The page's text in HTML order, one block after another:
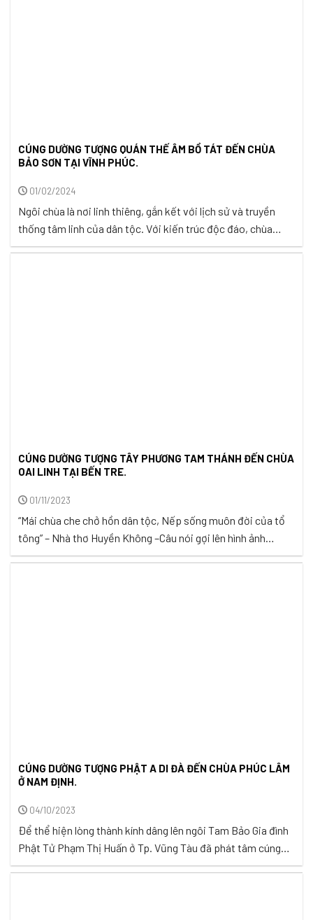
CÚNG DƯỜNG TƯỢNG QUÁN THẾ ÂM BỒ TÁT ĐẾN CHÙA
BẢO SƠN TẠI VĨNH PHÚC.
01/02/2024
Ngôi chùa là nơi linh thiêng, gắn kết với lịch sử và truyền
thống tâm linh của dân tộc. Với kiến trúc độc đáo, chùa
thường được xây dựng mang đậm phong cách truyền thống,
CÚNG DƯỜNG TƯỢNG TÂY PHƯƠNG TAM THÁNH ĐẾN CHÙA
OAI LINH TẠI BẾN TRE.
01/11/2023
“Mái chùa che chở hồn dân tộc, Nếp sống muôn đời của tổ
tông” – Nhà thơ Huyền Không –Câu nói gợi lên hình ảnh
thiêng liêng từ bao đời nay, và dường như trở thành một nét
CÚNG DƯỜNG TƯỢNG PHẬT A DI ĐÀ ĐẾN CHÙA PHÚC LÂM
Ở NAM ĐỊNH.
04/10/2023
Để thể hiện lòng thành kính dâng lên ngôi Tam Bảo Gia đình
Phật Tử Phạm Thị Huấn ở Tp. Vũng Tàu đã phát tâm cúng
dường tượng Phật A Di Đà đến chùa Phúc Lâm ở Nam Định.